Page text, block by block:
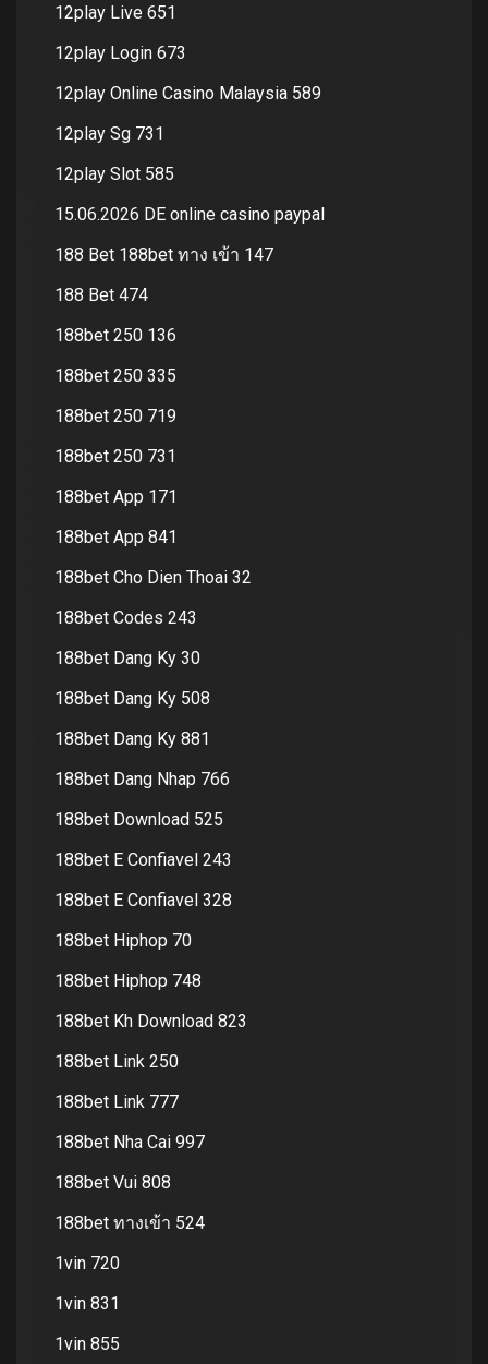
12play Live 651
12play Login 673
12play Online Casino Malaysia 589
12play Sg 731
12play Slot 585
15.06.2026 DE online casino paypal
188 Bet 188bet ทาง เข้า 147
188 Bet 474
188bet 250 136
188bet 250 335
188bet 250 719
188bet 250 731
188bet App 171
188bet App 841
188bet Cho Dien Thoai 32
188bet Codes 243
188bet Dang Ky 30
188bet Dang Ky 508
188bet Dang Ky 881
188bet Dang Nhap 766
188bet Download 525
188bet E Confiavel 243
188bet E Confiavel 328
188bet Hiphop 70
188bet Hiphop 748
188bet Kh Download 823
188bet Link 250
188bet Link 777
188bet Nha Cai 997
188bet Vui 808
188bet ทางเข้า 524
1vin 720
1vin 831
1vin 855